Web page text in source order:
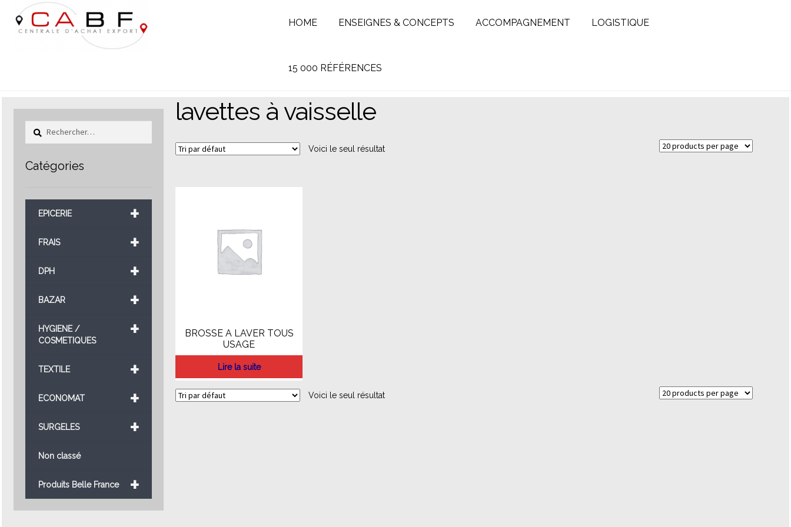
Aller
à
la
Aller
au
contenu
HOME ENSEIGNES & CONCEPTS ACCOMPAGNEMENT LOGISTIQUE
15 000 RÉFÉRENCES
lavettes à vaisselle
Voici le seul résultat
BROSSE A LAVER TOUS
USAGE
Lire la suite
Voici le seul résultat
Rechercher :
Catégories
+
EPICERIE
+
FRAIS
+
DPH
+
BAZAR
+
HYGIENE /
COSMETIQUES
+
TEXTILE
+
ECONOMAT
+
SURGELES
Non classé
+
Produits Belle France